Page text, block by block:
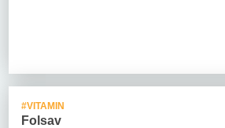
#VITAMIN
Folsav